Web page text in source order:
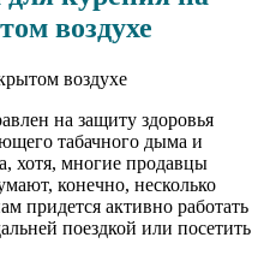
воздухе
на защиту здоровья
табачного дыма и
хотя, многие продавцы
конечно, несколько
придется активно работать
поездкой или посетить